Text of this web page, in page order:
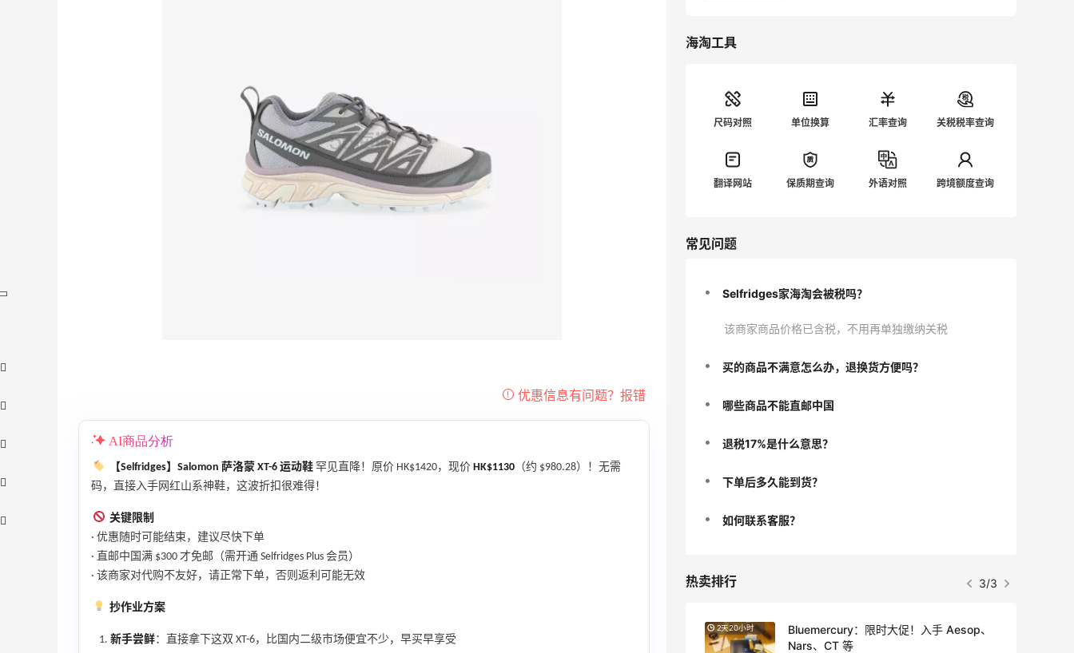
AI商品分析
【Selfridges】Salomon 萨洛蒙 XT-6 运动鞋 罕见直降！原价 HK$1420，现价 HK$1130 （约 $980.28）！无需
码，直接入手网红山系神鞋，这波折扣很难得！
关键限制
· 优惠随时可能结束，建议尽快下单
· 直邮中国满 $300 才免邮（需开通 Selfridges Plus 会员）
· 该商家对代购不友好，请正常下单，否则返利可能无效
抄作业方案
新手尝鲜：直接拿下这双 XT-6，比国内二级市场便宜不少，早买早享受
海淘工具
尺码对照 单位换算 汇率查询 关税税率查询
翻译网站 保质期查询 外语对照 跨境额度查询
常见问题
Selfridges家海淘会被税吗？
该商家商品价格已含税，不用再单独缴纳关税
买的商品不满意怎么办，退换货方便吗？
哪些商品不能直邮中国
退税17%是什么意思？
下单后多久能到货？
如何联系客服？
热卖排行 1/3
Prada、TF 等
4天2小时
【55专享】Bobbi Brown 美网：美妆礼
遇！满$150立省$50